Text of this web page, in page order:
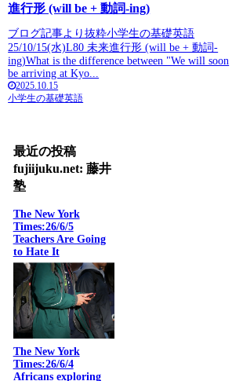
進行形 (will be + 動詞-ing)
ブログ記事より抜粋小学生の基礎英語
25/10/15(水)L80 未来進行形 (will be + 動詞-
ing)What is the difference between "We will soon
be arriving at Kyo...
2025.10.15
小学生の基礎英語
最近の投稿
fujiijuku.net: 藤井
塾
The New York
Times:26/6/5
Teachers Are Going
to Hate It
The New York
Times:26/6/4
Africans exploring